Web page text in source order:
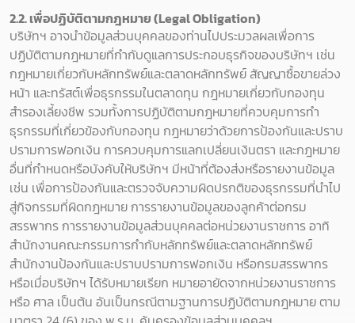
2.2. เพื่อปฏิบัติตามกฎหมาย (Legal Obligation)
บริษัทฯ อาจนำข้อมูลส่วนบุคคลของท่านไปประมวลผลเพื่อการ
ปฏิบัติตามกฎหมายที่กำกับดูแลการประกอบธุรกิจของบริษัทฯ เช่น
กฎหมายเกี่ยวกับหลักทรัพย์และตลาดหลักทรัพย์ สัญญาซื้อขายล่วง
หน้า และทรัสต์เพื่อธุรกรรมในตลาดทุน กฎหมายเกี่ยวกับกองทุน
สำรองเลี้ยงชีพ รวมทั้งการปฏิบัติตามกฎหมายที่ควบคุมการทำ
ธุรกรรมที่เกี่ยวข้องกับกองทุน กฎหมายว่าด้วยการป้องกันและปราบ
ปรามการฟอกเงิน การควบคุมการแลกเปลี่ยนเงินตรา และกฎหมาย
อื่นที่กำหนดหรือบังคับให้บริษัทฯ มีหน้าที่ต้องส่งหรือรายงานข้อมูล
เช่น เพื่อการป้องกันและตรวจจับความผิดปรกติของธุรกรรมที่นำไป
สู่กิจกรรมที่ผิดกฎหมาย การรายงานข้อมูลของลูกค้าต่อกรม
สรรพากร การรายงานข้อมูลส่วนบุคคลต่อหน่วยงานราชการ อาทิ
สำนักงานคณะกรรมการกำกับหลักทรัพย์และตลาดหลักทรัพย์
สำนักงานป้องกันและปราบปรามการฟอกเงิน หรือกรมสรรพากร
หรือเมื่อบริษัทฯ ได้รับหมายเรียก หมายอายัดจากหน่วยงานราชการ
หรือ ศาล เป็นต้น อันเป็นกรณีตามฐานการปฏิบัติตามกฎหมาย ตาม